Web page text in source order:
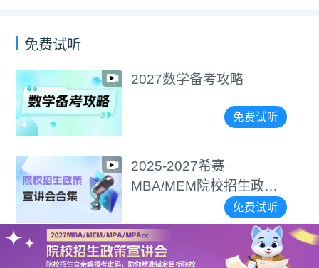
免费试听
2027数学备考攻略
免费试听
2025-2027希赛
MBA/MEM院校招生政策
免费试听